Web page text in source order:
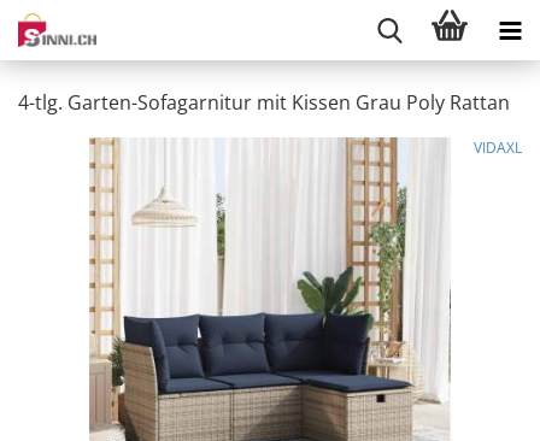
4-tlg. Garten-Sofagarnitur mit Kissen Grau Poly Rattan
VIDAXL